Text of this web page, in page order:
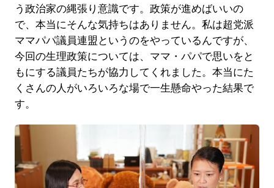
う政治家の縄張り意識です。政策が進めばいいの
で、本当にそんな気持ちはありません。私は超党派
ママパパ議員連盟というのをやっているんですが、
今回の生理政策については、ママ・パパで思いをと
もにする議員たちが協力してくれました。本当にた
くさんの人がいろいろな場で一生懸命やった結果で
す。